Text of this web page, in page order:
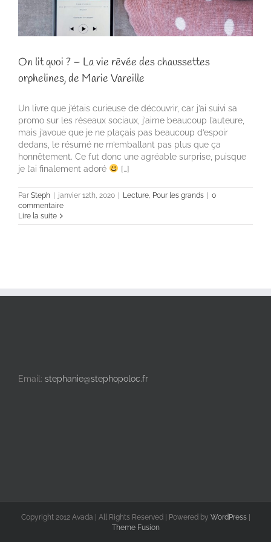
On lit quoi ? – La vie rêvée des chaussettes
orphelines, de Marie Vareille
Un livre que j’étais curieuse de découvrir, car j’ai suivi sa
promo sur les réseaux sociaux, j’aime beaucoup l’auteure,
mais j’avoue que je ne plaçais pas beaucoup d’espoir
dedans, le résumé ne m’emballant pas plus que ça
honnêtement. Ce fut donc une agréable surprise, puisque
je l’ai finalement adoré
[…]
Par Steph | janvier 12th, 2020 | Lecture Pour les grands | 0
commentaire
Lire la suite
Email: stephanie@stephopoloc.fr
Copyright 2012 Avada | All Rights Reserved | Powered by WordPress|
Theme Fusion